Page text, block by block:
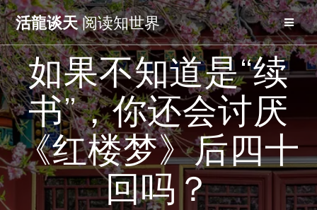
Skip
to
content
活龍谈天阅读知世界
如果不知道是“续
书”，你还会讨厌
《红楼梦》后四十
回吗？